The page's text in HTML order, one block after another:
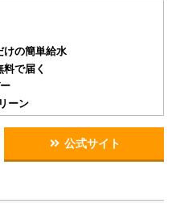
けの簡単給水
で届く
ーン
公式サイト